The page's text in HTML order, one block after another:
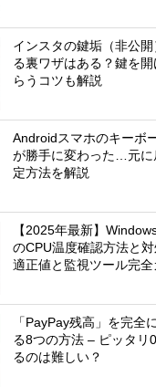
インスタの鍵垢（非公開
る裏ワザはある？鍵を開
らうコツも解説
Androidスマホのキーボ
が勝手に変わった…元に
定方法を解説
【2025年最新】
のCPU温度確認方法と対
適正値と監視ツール完全
「PayPay残高」を完全
る8つの方法 – ピッタリ
るのは難しい？